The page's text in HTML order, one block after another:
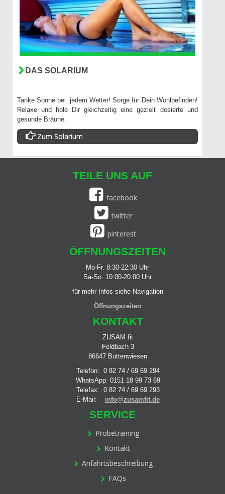
DAS SOLARIUM
Tanke Sonne bei jedem Wetter! Sorge für Dein Wohlbefinden!
Relaxe und hole Dir gleichzeitig eine gezielt dosierte und
gesunde Bräune.
Zum Solarium
TEILE UNS AUF
facebook
twitter
pinterest
ÖFFNUNGSZEITEN
Mo-Fr. 8:30-22:30 Uhr
Sa-So. 10:00-20:00 Uhr
für mehr Infos siehe Navigation
Öffnungszeiten
KONTAKT
ZUSAM fit
Feldbach 3
86647 Buttenwiesen
Telefon: 0 82 74 / 69 69 294
WhatsApp: 0151 18 99 73 69
Telefax: 0 82 74 / 69 69 293
E-Mail: info@zusamfit.de
SERVICE
Probetraining
Kontakt
Anfahrtsbeschreibung
FAQs